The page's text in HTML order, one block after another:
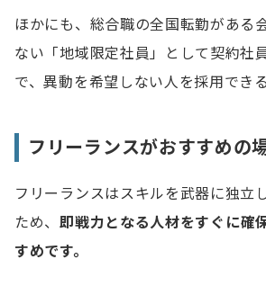
ほかにも、総合職の全国転勤がある
ない「地域限定社員」として契約社
で、異動を希望しない人を採用でき
フリーランスがおすすめの
フリーランスはスキルを武器に独立
ため、即戦力となる人材をすぐに確
すめです。